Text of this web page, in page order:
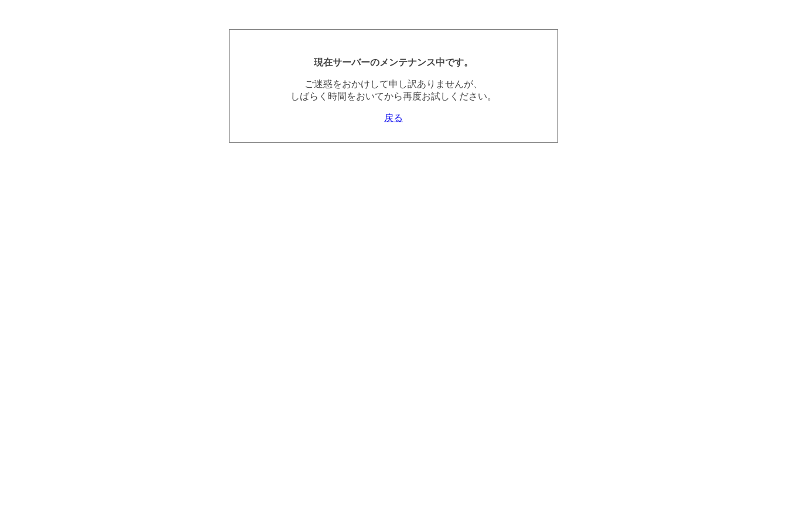
現在サーバーのメンテナンス中です。
ご迷惑をおかけして申し訳ありませんが、
しばらく時間をおいてから再度お試しください。
戻る